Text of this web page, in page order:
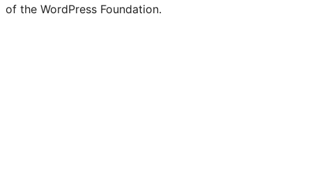
of the WordPress Foundation.